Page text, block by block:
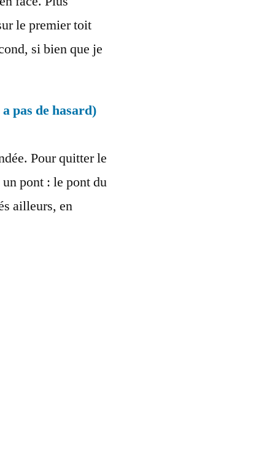
le premier toit
si bien que je
pas de hasard)
Pour quitter le
pont : le pont du
ailleurs, en